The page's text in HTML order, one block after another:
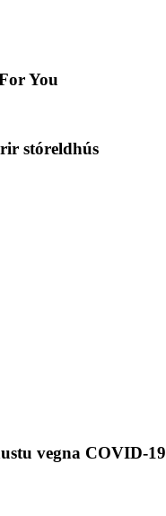
You
stóreldhús
vegna COVID-19